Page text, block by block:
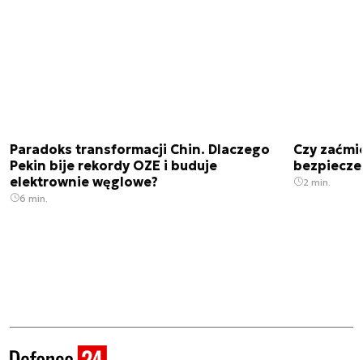
Paradoks transformacji Chin. Dlaczego
Pekin bije rekordy OZE i buduje
elektrownie węglowe?
6 min.
Czy
2 min.